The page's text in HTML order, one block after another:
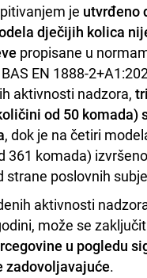
je utvrđeno
dječijih kolica
propisane u
EN 1888-
aktivnosti nadzora,
od 50 komada)
, dok je na četiri
361 komada)
strane poslovnih
aktivnosti
može se
u pogledu
.